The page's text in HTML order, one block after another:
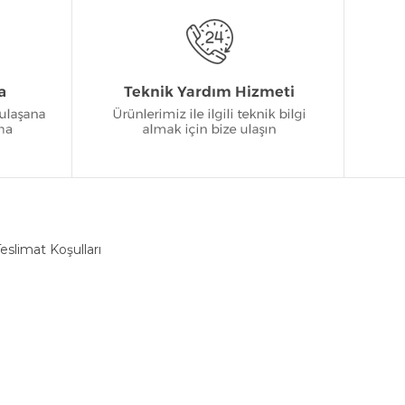
Koşulları